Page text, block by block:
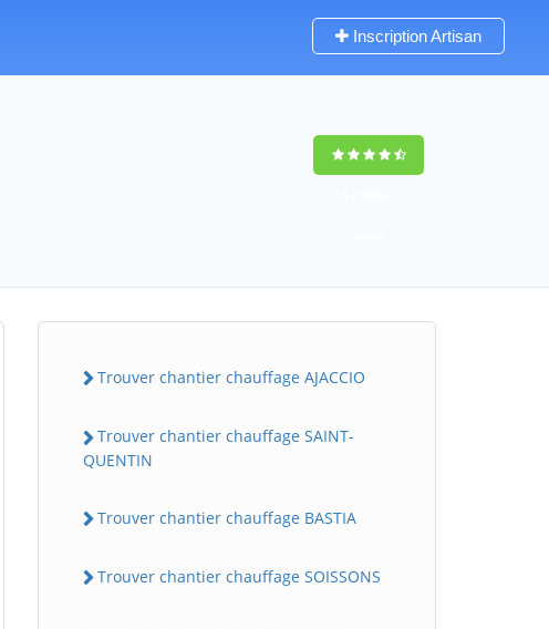
Inscription Artisan
Trouver chantier chauffage AJACCIO
Trouver chantier chauffage SAINT-
QUENTIN
Trouver chantier chauffage BASTIA
Trouver chantier chauffage SOISSONS